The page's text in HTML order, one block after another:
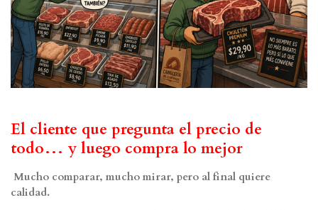
El cliente que pregunta el precio de
todo… y luego compra lo mejor
Mucho comparar, mucho mirar, pero al final quiere
calidad.